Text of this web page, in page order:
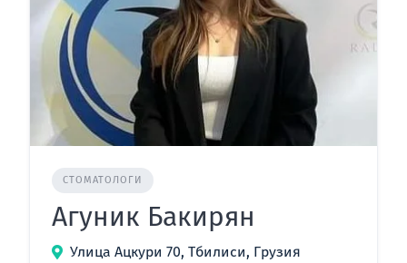
СТОМАТОЛОГИ
Агуник Бакирян
Улица Ацкури 70, Тбилиси, Грузия